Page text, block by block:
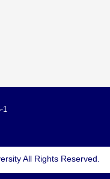
1
All Rights Reserved.